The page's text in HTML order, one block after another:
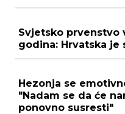
Svjetsko prvenstvo
godina: Hrvatska je
Hezonja se
"Nadam se da će
ponovno susresti"